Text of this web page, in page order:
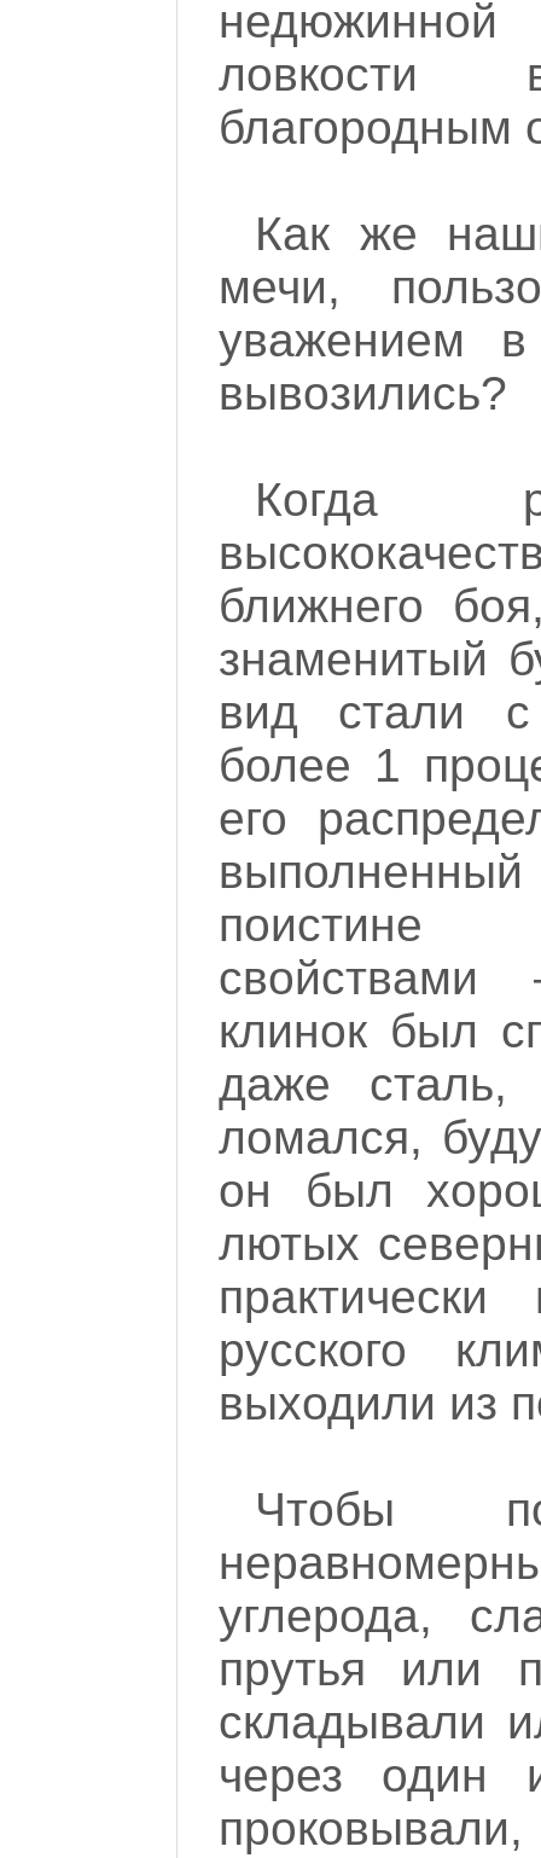
ловкости
благородным
Как же
мечи,
уважением
вывозились?
Когда
ближнего
знаменитый
вид стали с
более 1
его
выполненный
поистине
клинок был
даже
ломался,
он был
лютых
русского
выходили из
Чтобы
углерода,
прутья или
складывали
через один